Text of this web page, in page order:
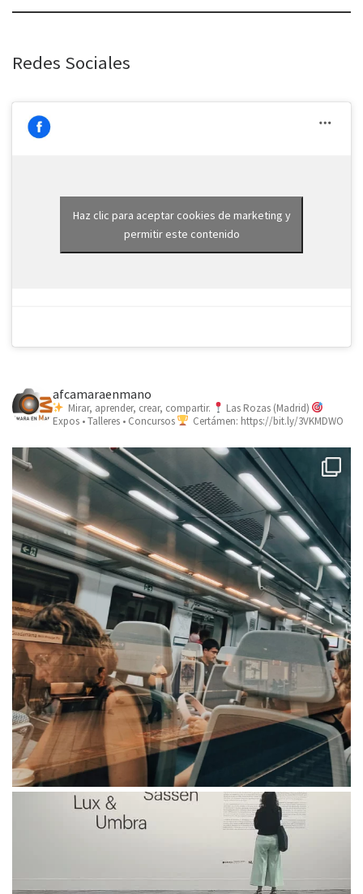
Redes Sociales
Haz clic para aceptar cookies de marketing y
permitir este contenido
afcamaraenmano
Mirar, aprender, crear, compartir.
Las Rozas (Madrid)
Expos • Talleres • Concursos
Certámen: https://bit.ly/3VKMDWO